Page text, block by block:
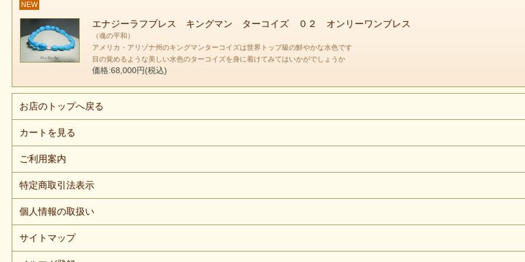
全米最大規模の鉱山で銅が主に採掘されていて、
ターコイズはその副産物として産出されていました。
現在もターコイズは産出されているそうです。
NEW
エナジーラフブレス キングマン ターコイズ ０２ オンリーワンブレス
（魂の平和）
アメリカ・アリゾナ州のキングマンターコイズは世界トップ級の鮮やかな水色です
目の覚めるような美しい水色のターコイズを身に着けてみてはいかがでしょうか
価格:68,000円(税込)
お店のトップへ戻る
カートを見る
ご利用案内
特定商取引法表示
個人情報の取扱い
サイトマップ